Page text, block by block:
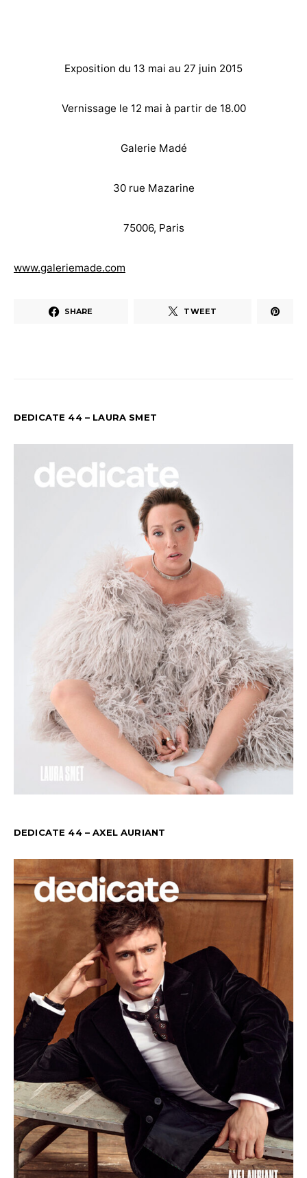
Exposition du 13 mai au 27 juin 2015
Vernissage le 12 mai à partir de 18.00
Galerie Madé
30 rue Mazarine
75006, Paris
www.galeriemade.com
SHARE TWEET
DEDICATE 44 – LAURA SMET
DEDICATE 44 – AXEL AURIANT